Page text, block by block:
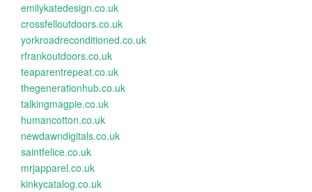
emilykatedesign.co.uk
crossfelloutdoors.co.uk
yorkroadreconditioned.co.uk
rfrankoutdoors.co.uk
teaparentrepeat.co.uk
thegenerationhub.co.uk
talkingmagpie.co.uk
humancotton.co.uk
newdawndigitals.co.uk
saintfelice.co.uk
mrjapparel.co.uk
kinkycatalog.co.uk